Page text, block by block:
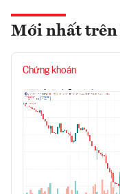
Mới nhất trên
Chứng khoán